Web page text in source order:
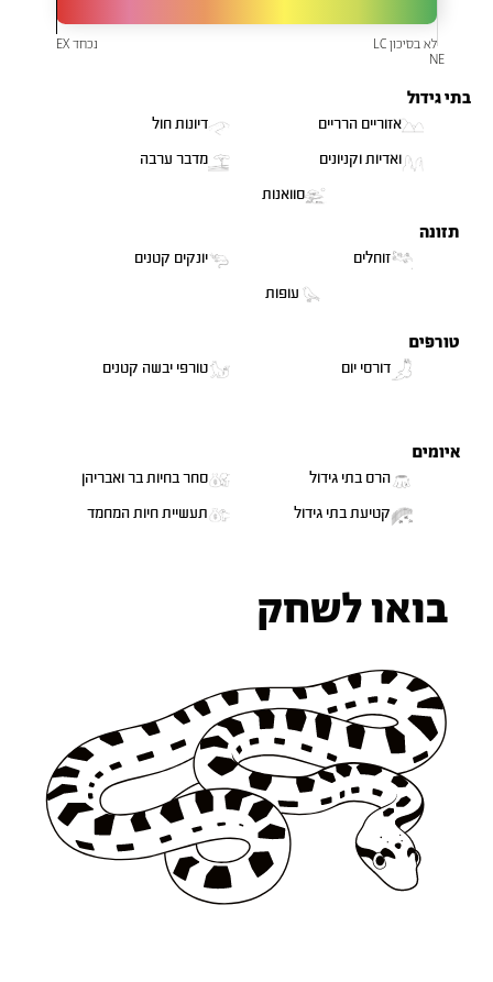
בתי גידול
אזוריים הרריים
דיונות חול
ואדיות וקניונים
מדבר ערבה
סוואנות
תזונה
זוחלים
יונקים קטנים
עופות
טורפים
דורסי יום טורפי יבשה קטנים
איומים
הרס בתי גידול
סחר בחיות בר ואבריהן
קטיעת בתי גידול
תעשיית חיות המחמד
בואו לשחק